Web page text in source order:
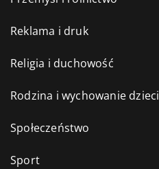
Reklama i druk
Religia i duchowość
Rodzina i wychowanie dzieci
Społeczeństwo
Sport